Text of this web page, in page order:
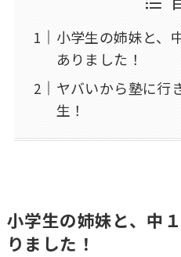
小学生の姉妹と、
ありました！
ヤバいから塾に行
生！
小学生の姉妹と、中
りました！